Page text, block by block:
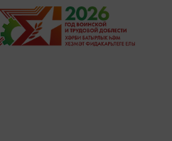
Новости Госавтоинспекции